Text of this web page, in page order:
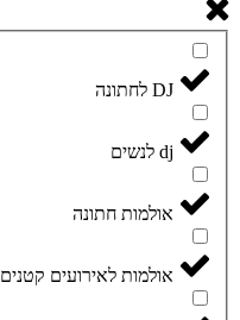
DJ לחתונה
dj לנשים
אולמות חתונה
אולמות לאירועים קטנים